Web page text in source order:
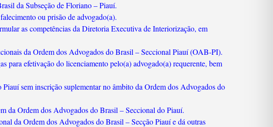
da Subseção de Floriano – Piauí.
ou prisão de advogado(a).
as competências da Diretoria Executiva de Interiorização, em
da Ordem dos Advogados do Brasil – Seccional Piauí (OAB-PI).
para efetivação do licenciamento pelo(a) advogado(a) requerente, bem
sem inscrição suplementar no âmbito da Ordem dos Advogados do
da Ordem dos Advogados do Brasil – Seccional do Piauí.
da Ordem dos Advogados do Brasil – Secção Piauí e dá outras